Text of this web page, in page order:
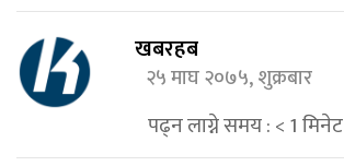
खबरहब
२५ माघ २०७५, शुक्रबार
पढ्न लाग्ने समय :< 1मिनेट